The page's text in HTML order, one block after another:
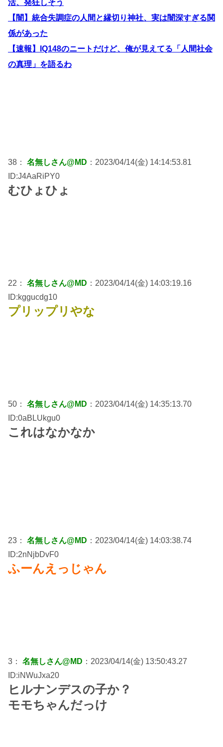
活、発狂しそう
【闇】統合失調症の人間と縁切り神社、実は闇深すぎる関
係があった
【速報】IQ148のニートだけど、俺が見えてる「人間社会
の真理」を語るわ
38： 名無しさん@MD ：2023/04/14(金) 14:14:53.81
ID:J4AaRiPY0
むひょひょ
22： 名無しさん@MD ：2023/04/14(金) 14:03:19.16
ID:kggucdg10
プリップリやな
50： 名無しさん@MD ：2023/04/14(金) 14:35:13.70
ID:0aBLUkgu0
これはなかなか
23： 名無しさん@MD ：2023/04/14(金) 14:03:38.74
ID:2nNjbDvF0
ふーんえっじゃん
3： 名無しさん@MD ：2023/04/14(金) 13:50:43.27
ID:iNWuJxa20
ヒルナンデスの子か？
モモちゃんだっけ